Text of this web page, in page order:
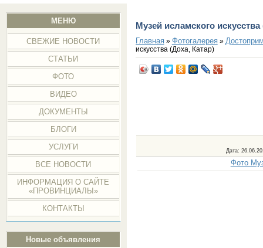
МЕНЮ
СВЕЖИЕ НОВОСТИ
СТАТЬИ
ФОТО
ВИДЕО
ДОКУМЕНТЫ
БЛОГИ
УСЛУГИ
ВСЕ НОВОСТИ
ИНФОРМАЦИЯ О САЙТЕ
«ПРОВИНЦИАЛЫ»
КОНТАКТЫ
Новые объявления
Музей исламского
Главная» Фотогалерея»
искусства (Доха, Катар)
Дата:
Фото